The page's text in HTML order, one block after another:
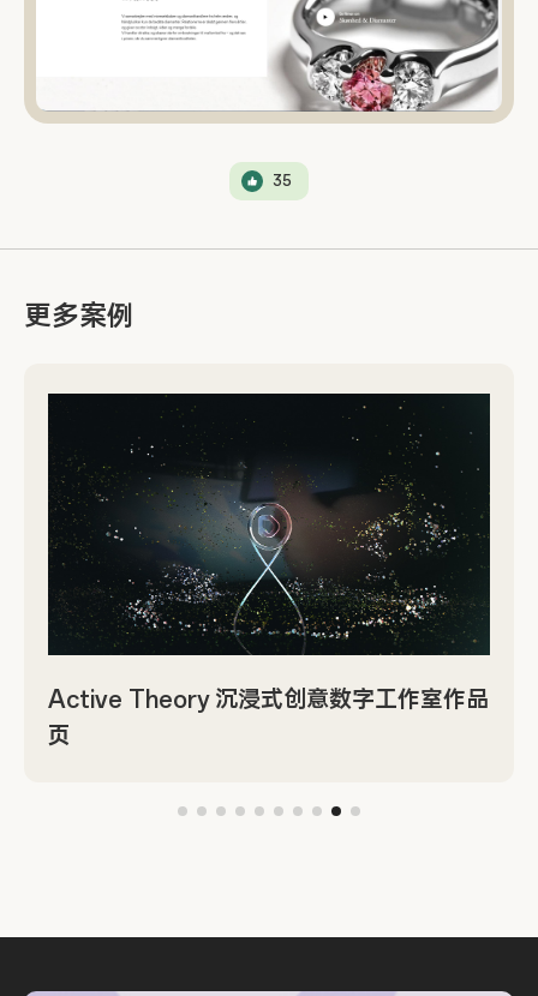
35
更多案例
Active Theory 沉浸式创意数字工作室作品
页